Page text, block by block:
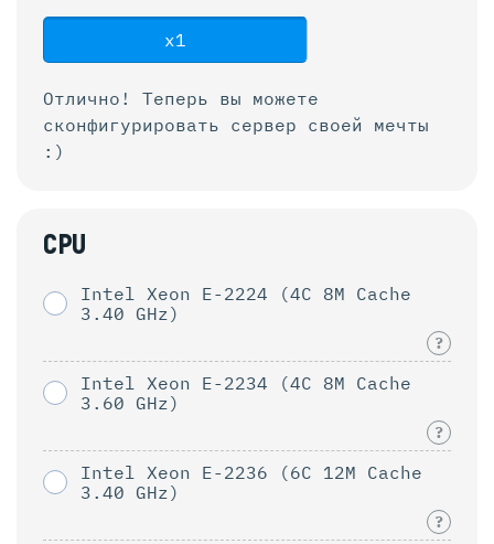
x1
Отлично! Теперь вы можете
сконфигурировать сервер своей мечты
:)
CPU
Intel Xeon E-2224 (4C 8M Cache
3.40 GHz)
?
Intel Xeon E-2234 (4C 8M Cache
3.60 GHz)
?
Intel Xeon E-2236 (6C 12M Cache
3.40 GHz)
?